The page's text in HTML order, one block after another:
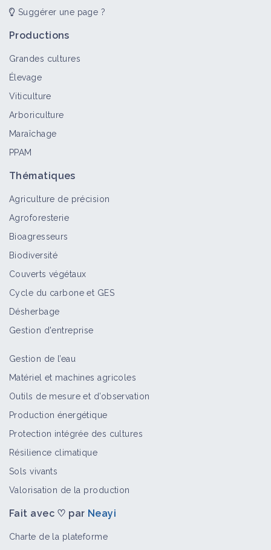
Suggérer une page ?
Productions
Grandes cultures
Élevage
Viticulture
Arboriculture
Maraîchage
PPAM
Thématiques
Agriculture de précision
Agroforesterie
Bioagresseurs
Biodiversité
Couverts végétaux
Cycle du carbone et GES
Désherbage
Gestion d'entreprise
Gestion de l’eau
Matériel et machines agricoles
Outils de mesure et d’observation
Production énergétique
Protection intégrée des cultures
Résilience climatique
Sols vivants
Valorisation de la production
Fait avec ♡ par Neayi
Charte de la plateforme